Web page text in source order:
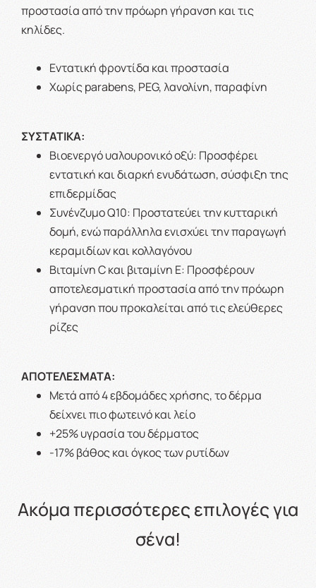
προστασία από την πρόωρη γήρανση και τις
κηλίδες.
Εντατική φροντίδα και προστασία
Χωρίς parabens, PEG, λανολίνη, παραφίνη
ΣΥΣΤΑΤΙΚΑ:
Βιοενεργό υαλουρονικό οξύ: Προσφέρει
εντατική και διαρκή ενυδάτωση, σύσφιξη της
επιδερμίδας
Συνένζυμο Q10: Προστατεύει την κυτταρική
δομή, ενώ παράλληλα ενισχύει την παραγωγή
κεραμιδίων και κολλαγόνου
Βιταμίνη C και βιταμίνη Ε: Προσφέρουν
αποτελεσματική προστασία από την πρόωρη
γήρανση που προκαλείται από τις ελεύθερες
ρίζες
ΑΠΟΤΕΛΕΣΜΑΤΑ:
Μετά από 4 εβδομάδες χρήσης, το δέρμα
δείχνει πιο φωτεινό και λείο
+25% υγρασία του δέρματος
-17% βάθος και όγκος των ρυτίδων
Ακόμα περισσότερες επιλογές για
σένα!